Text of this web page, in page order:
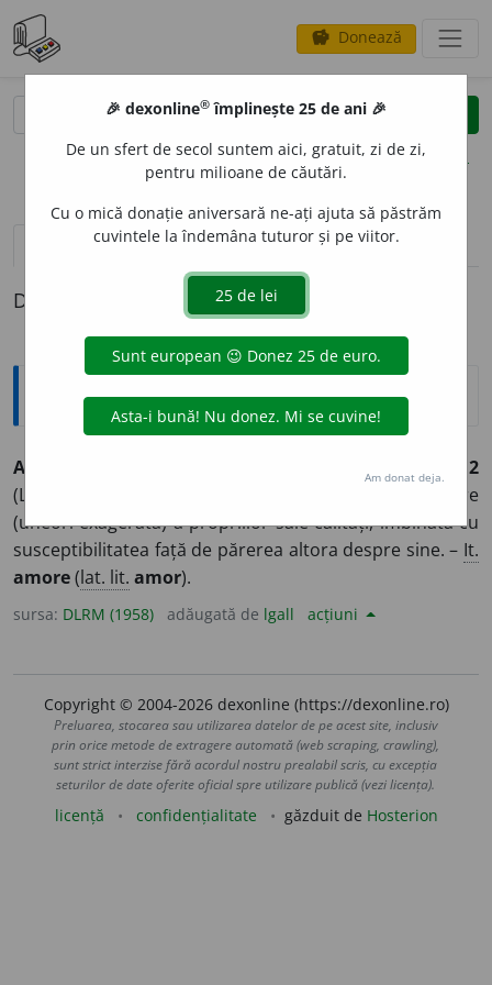
savings Donează
clear
opțiuni
definiții (1) pronunțievolume_up (50)
Definiția cu ID-ul 527903:
Explicative DEX
AM ) Iubit.2
(Livresc) Atașament, afecțiune. ◊
= prețuire
(uneori exagerată) a propriilor sale calități, îmbinată cu
susceptibilitatea față de părerea altora despre sine. – It.
amore(lat. lit. amor).
sursa: DLRM (1958) adăugată de lgall acțiuni
Copyright © 2004-2026 dexonline (https://dexonline.ro)
Preluarea, stocarea sau utilizarea datelor de pe acest site, inclusiv
prin orice metode de extragere automată (web scraping, crawling),
sunt strict interzise fără acordul nostru prealabil scris, cu excepția
seturilor de date oferite oficial spre utilizare publică (vezi licența).
licență confidențialitate găzduit de Hosterion
🎉 dexonline® împlinește 25 de ani 🎉
De un sfert de secol suntem aici, gratuit, zi de zi,
pentru milioane de căutări.
Cu o mică donație aniversară ne-ați ajuta să păstrăm
cuvintele la îndemâna tuturor și pe viitor.
Am donat deja.